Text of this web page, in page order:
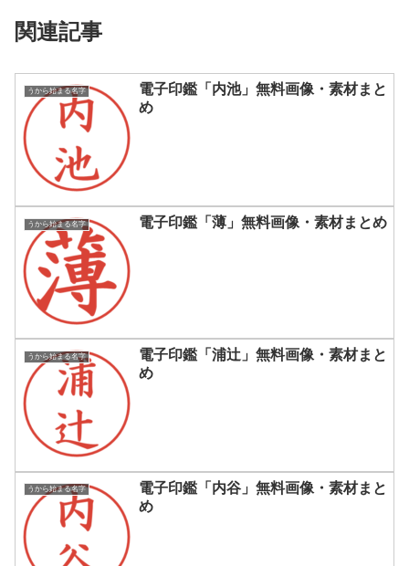
関連記事
うから始まる名字
電子印鑑「内池」無料画像・素材まと
め
うから始まる名字 電子印鑑「薄」無料画像・素材まとめ
うから始まる名字
電子印鑑「浦辻」無料画像・素材まと
め
うから始まる名字
電子印鑑「内谷」無料画像・素材まと
め